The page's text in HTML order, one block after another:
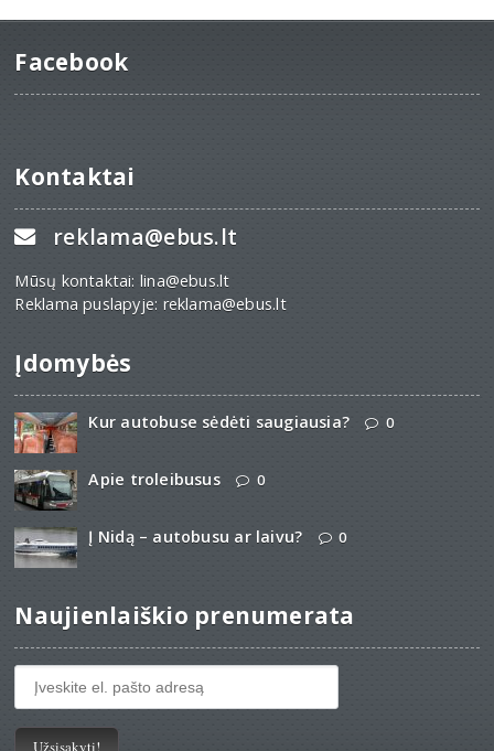
Facebook
Kontaktai
reklama@ebus.lt
Mūsų kontaktai: lina@ebus.lt
Reklama puslapyje: reklama@ebus.lt
Įdomybės
Kur autobuse sėdėti saugiausia? 0
Apie troleibusus 0
Į Nidą – autobusu ar laivu? 0
Naujienlaiškio prenumerata